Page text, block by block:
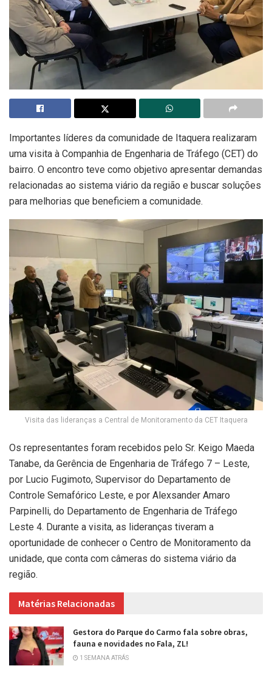
Importantes líderes da comunidade de Itaquera realizaram
uma visita à Companhia de Engenharia de Tráfego (CET) do
bairro. O encontro teve como objetivo apresentar demandas
relacionadas ao sistema viário da região e buscar soluções
para melhorias que beneficiem a comunidade.
Visita das lideranças a Central de Monitoramento da CET Itaquera
Os representantes foram recebidos pelo Sr. Keigo Maeda
Tanabe, da Gerência de Engenharia de Tráfego 7 – Leste,
por Lucio Fugimoto, Supervisor do Departamento de
Controle Semafórico Leste, e por Alexsander Amaro
Parpinelli, do Departamento de Engenharia de Tráfego
Leste 4. Durante a visita, as lideranças tiveram a
oportunidade de conhecer o Centro de Monitoramento da
unidade, que conta com câmeras do sistema viário da
região.
Matérias Relacionadas
Gestora do Parque do Carmo fala sobre obras,
fauna e novidades no Fala, ZL!
1 SEMANA ATRÁS